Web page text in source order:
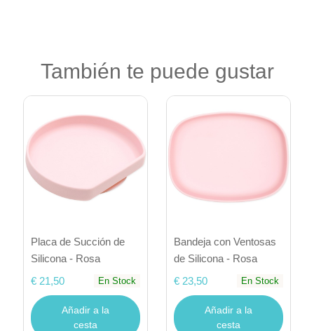
También te puede gustar
Placa de Succión de
Silicona - Rosa
€ 21,50
En Stock
Añadir a la
cesta
Bandeja con Ventosas
de Silicona - Rosa
€ 23,50
En Stock
Añadir a la
cesta